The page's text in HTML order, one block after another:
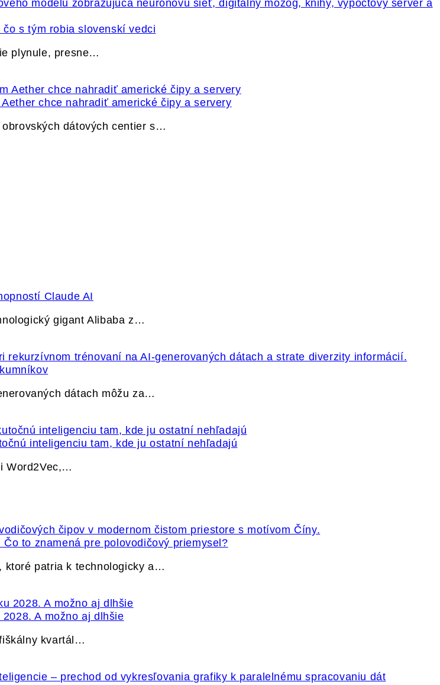
s tým robia slovenskí vedci
plynule, presne…
chce nahradiť americké čipy a servery
dátových centier s…
Claude AI
gigant Alibaba z…
dátach môžu za…
inteligenciu tam, kde ju ostatní nehľadajú
Word2Vec,…
to znamená pre polovodičový priemysel?
ktoré patria k technologicky a…
A možno aj dlhšie
kvartál…